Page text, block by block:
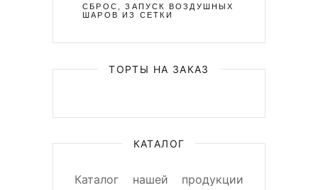
СБРОС, ЗАПУСК ВОЗДУШНЫХ
ШАРОВ ИЗ СЕТКИ
ТОРТЫ НА ЗАКАЗ
КАТАЛОГ
Каталог нашей продукции